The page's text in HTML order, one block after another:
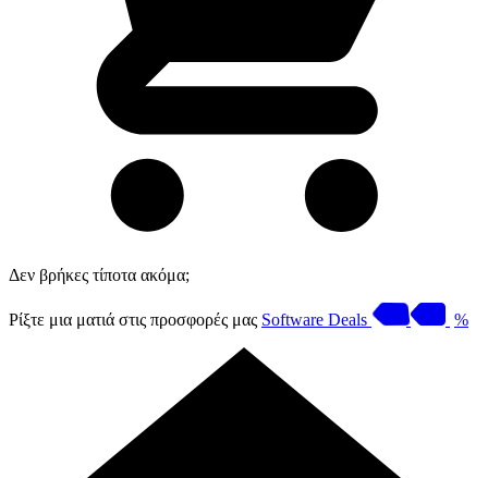
Δεν βρήκες τίποτα ακόμα;
Ρίξτε μια ματιά στις προσφορές μας Software Deals %